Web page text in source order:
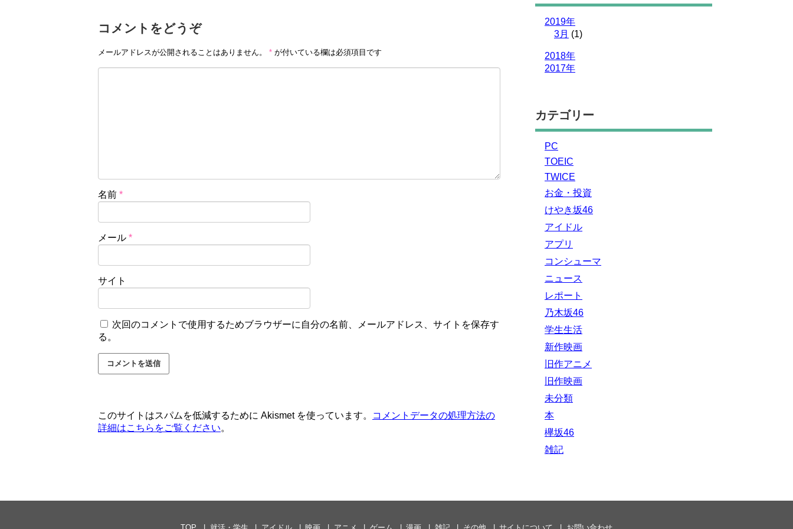
コメントをどうぞ
メールアドレスが公開されることはありません。 * が付いている欄は必須項目です
名前 *
メール *
サイト
次回のコメントで使用するためブラウザーに自分の名前、メールアドレス、サイトを保存す
る。
このサイトはスパムを低減するために Akismet を使っています。
コメントデータの処理方法の
詳細はこちらをご覧ください。
2019年
3月 (1)
2018年
2017年
カテゴリー
PC
TOEIC
TWICE
お金・投資
けやき坂46
アイドル
アプリ
コンシューマ
ニュース
レポート
乃木坂46
学生生活
新作映画
旧作アニメ
旧作映画
未分類
本
欅坂46
雑記